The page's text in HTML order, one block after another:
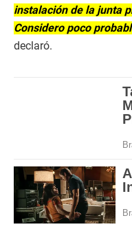
instalación de la junta
Considero poco
declaró.